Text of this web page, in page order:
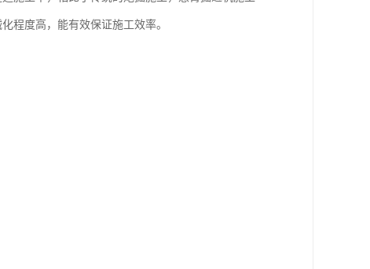
程度高，能有效保证施工效率。